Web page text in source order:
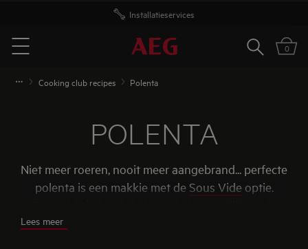
Installatieservices
Menu
Zoeken0
Cooking club recipes Polenta
POLENTA
Niet meer roeren, nooit meer aangebrand... perfecte
polenta is een makkie met de Sous Vide optie.
perfecte manier om jouw polenta zo veel mogelijk
Lees meer